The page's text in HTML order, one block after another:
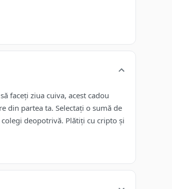
faceți ziua cuiva, acest cadou
din partea ta. Selectați o sumă de
deopotrivă. Plătiți cu cripto și